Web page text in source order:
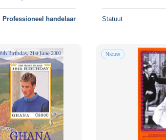
Professioneel handelaar Statuut
Nieuw